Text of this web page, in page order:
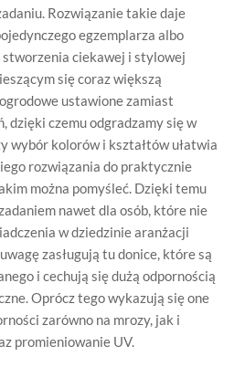
Rozwiązanie takie daje
egzemplarza albo
ciekawej i stylowej
się coraz większą
ustawione zamiast
dzięki czemu odgradzamy się w
wybór kolorów i kształtów ułatwia
rozwiązania do praktycznie
można pomyśleć. Dzięki temu
nawet dla osób, które nie
w dziedzinie aranżacji
zasługują tu donice, które są
i cechują się dużą odpornością
Oprócz tego wykazują się one
zarówno na mrozy, jak i
promieniowanie UV.